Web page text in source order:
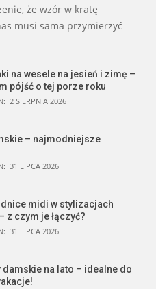
że wzór w kratę
musi sama przymierzyć
na wesele na jesień i zimę –
pójść o tej porze roku
2 SIERPNIA 2026
– najmodniejsze
31 LIPCA 2026
midi w stylizacjach
z czym je łączyć?
31 LIPCA 2026
na lato – idealne do